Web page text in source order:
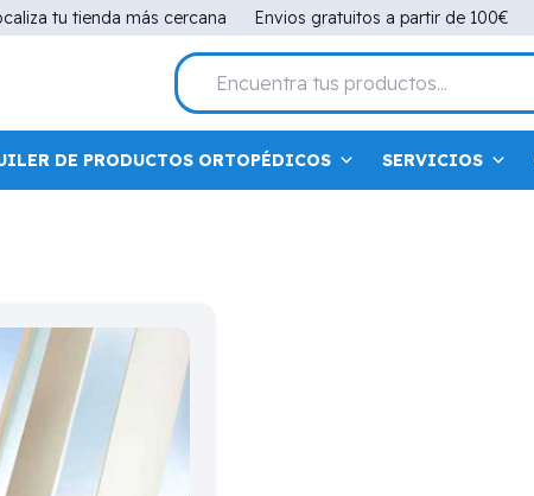
tu tienda más cercana Envios gratuitos a partir de 100€
DE PRODUCTOS ORTOPÉDICOS SERVICIOS